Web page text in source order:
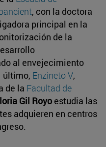
, con la doctora
principal en la
de la
al envejecimiento
último, Enzineto V,
de la Facultad de
Gil Royo estudia las
adquieren en centros